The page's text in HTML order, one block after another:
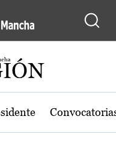
Castilla-La